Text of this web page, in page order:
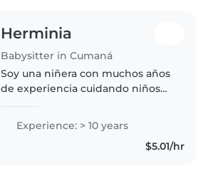
Herminia
Babysitter in Cumaná
Soy una niñera con muchos años
de experiencia cuidando niños
bebés hasta preescolares. Soy
una persona responsable,
Experience: > 10 years
$5.01/hr